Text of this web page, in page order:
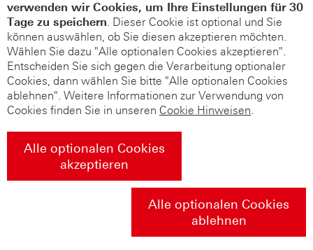
verwenden wir Cookies, um Ihre Einstellungen für 30
Tage zu speichern. Dieser Cookie ist optional und Sie
können auswählen, ob Sie diesen akzeptieren möchten.
Wählen Sie dazu "Alle optionalen Cookies akzeptieren".
Entscheiden Sie sich gegen die Verarbeitung optionaler
Cookies, dann wählen Sie bitte "Alle optionalen Cookies
ablehnen". Weitere Informationen zur Verwendung von
Cookies finden Sie in unseren Cookie Hinweisen.
Alle optionalen Cookies
akzeptieren
Alle optionalen Cookies
ablehnen